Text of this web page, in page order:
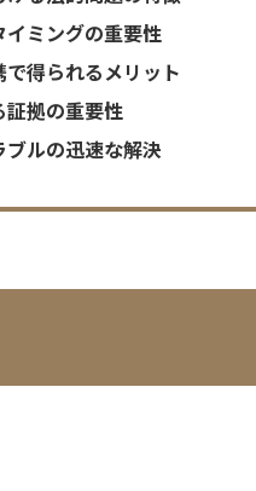
ミングの重要性
得られるメリット
拠の重要性
ルの迅速な解決